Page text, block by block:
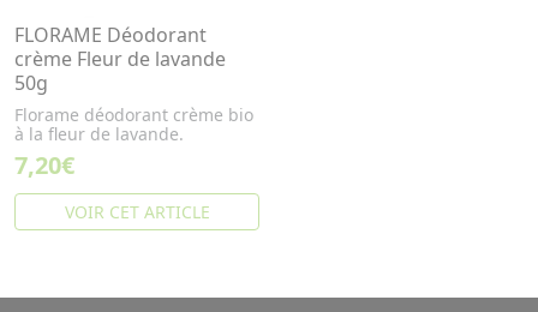
FLORAME Déodorant
crème Fleur de lavande
50g
Florame déodorant crème bio
à la fleur de lavande.
7,20€
VOIR CET ARTICLE